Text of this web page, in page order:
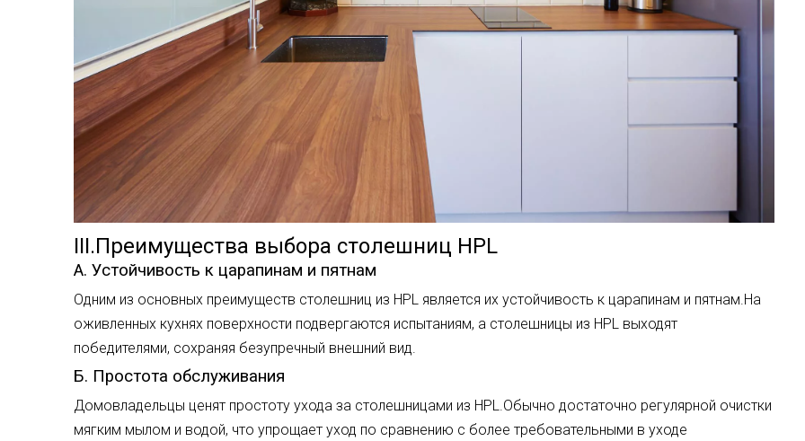
III.Преимущества выбора столешниц HPL
А. Устойчивость к царапинам и пятнам
Одним из основных преимуществ столешниц из HPL является их устойчивость к царапинам и пятнам.На
оживленных кухнях поверхности подвергаются испытаниям, а столешницы из HPL выходят
победителями, сохраняя безупречный внешний вид.
Б. Простота обслуживания
Домовладельцы ценят простоту ухода за столешницами из HPL.Обычно достаточно регулярной очистки
мягким мылом и водой, что упрощает уход по сравнению с более требовательными в уходе